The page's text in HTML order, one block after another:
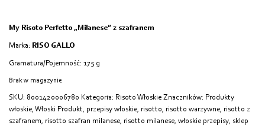
My Risoto Perfetto „Milanese” z szafranem
Marka: RISO GALLO
Gramatura/Pojemność: 175 g
Brak w magazynie
SKU: 8001420006780 Kategoria: Risoto Włoskie Znaczników: Produkty
włoskie, Włoski Produkt, przepisy włoskie, risotto, risotto warzywne, risotto z
szafranem, risotto szafran milanese, risotto milanese, włoskie przepisy, sklep